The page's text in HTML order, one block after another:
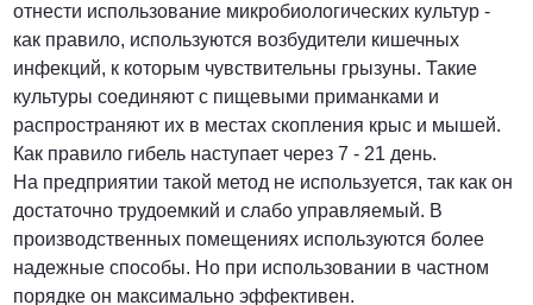
отнести использование микробиологических культур -
как правило, используются возбудители кишечных
инфекций, к которым чувствительны грызуны. Такие
культуры соединяют с пищевыми приманками и
распространяют их в местах скопления крыс и мышей.
Как правило гибель наступает через 7 - 21 день.
На предприятии такой метод не используется, так как он
достаточно трудоемкий и слабо управляемый. В
производственных помещениях используются более
надежные способы. Но при использовании в частном
порядке он максимально эффективен.